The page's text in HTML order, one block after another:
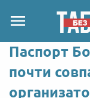
Паспорт
почти